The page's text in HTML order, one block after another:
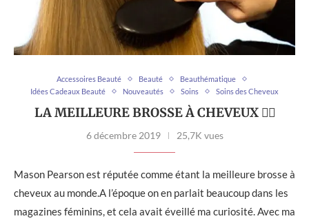
Accessoires Beauté Beauté
Beauthématique
Idées Cadeaux Beauté
Nouveautés Soins Soins des Cheveux
LA MEILLEURE BROSSE À CHEVEUX 💁‍♀️
6 décembre 2019 25,7K vues
Mason Pearson est réputée comme étant la meilleure brosse à
cheveux au monde.A l’époque on en parlait beaucoup dans les
magazines féminins, et cela avait éveillé ma curiosité. Avec ma